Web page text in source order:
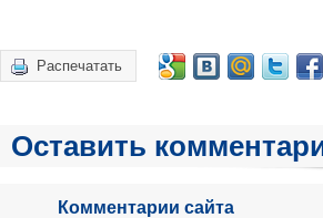
Распечатать
Оставить
Комментарии сайта